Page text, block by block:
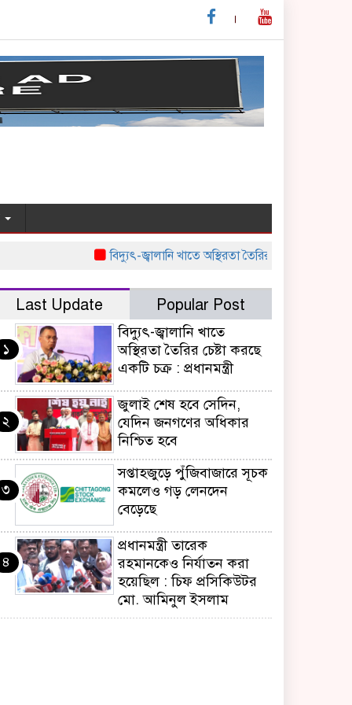
বিদ্যুৎ-জ্বালানি খাতে অস্থিরতা তৈরির চেষ্টা করছে একটি চক্র
Last Update Popular Post
১
বিদ্যুৎ-জ্বালানি খাতে
অস্থিরতা তৈরির চেষ্টা করছে
একটি চক্র : প্রধানমন্ত্রী
২
জুলাই শেষ হবে সেদিন,
যেদিন জনগণের অধিকার
নিশ্চিত হবে
৩
সপ্তাহজুড়ে পুঁজিবাজারে সূচক
কমলেও গড় লেনদেন
বেড়েছে
৪
প্রধানমন্ত্রী তারেক
রহমানকেও নির্যাতন করা
হয়েছিল : চিফ প্রসিকিউটর
মো. আমিনুল ইসলাম